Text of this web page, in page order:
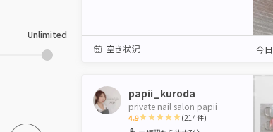
Unlimited
空き状況 今日
papii_kuroda
private nail salon papii
4.9 (214件)